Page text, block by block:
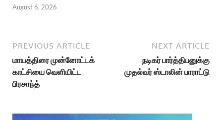
August 6, 2026
PREVIOUS ARTICLE
மாயத்திரை முன்னோட்டக்
காட்சியை வெளியிட்ட
பிரசாந்த்
NEXT ARTICLE
நடிகர் பார்த்திபனுக்கு
முதல்வர் ஸ்டாலின் பாராட்டு